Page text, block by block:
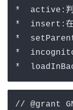
*  active:判
*  insert:在当
*  setParent:
*  incognito:
*
// @grant